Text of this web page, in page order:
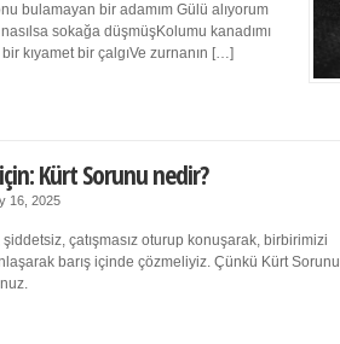
bulamayan bir adamım Gülü alıyorum
sokağa düşmüşKolumu kanadımı
kıyamet bir çalgıVe zurnanın […]
Kürt Sorunu nedir?
16, 2025
çatışmasız oturup konuşarak, birbirimizi
barış içinde çözmeliyiz. Çünkü Kürt Sorunu